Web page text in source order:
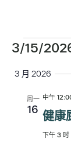
动
3/15/
择
期。
3 月 2026
周一
16
中午
健康
下午 3 时